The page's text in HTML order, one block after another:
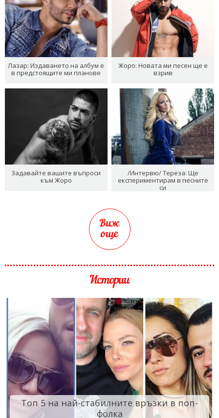
Лазар: Издаването на албум е
в предстоящите ми планове
Жоро: Новата ми песен ще е
взрив
Задавайте вашите въпроси
към Жоро
/Интервю/ Тереза: Ще
експериментирам в песните
си
Виж
още
Истории
Топ 5 на най-стабилните връзки в поп-
фолка